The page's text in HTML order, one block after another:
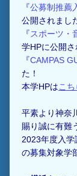
『公募制推薦
公開されまし
『スポーツ・
学HPに公開さ
『CAMPAS
た！
本学HPはこち
平素より神奈
賜り誠に有難
2023年度入
の募集対象学